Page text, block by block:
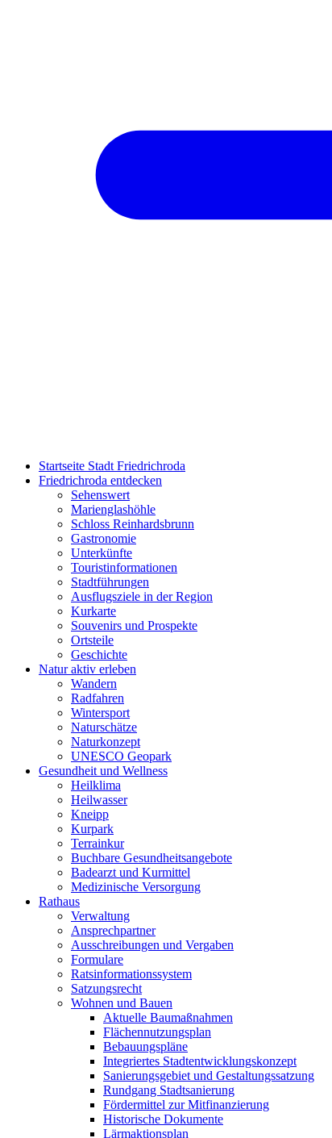
Startseite Stadt Friedrichroda
Friedrichroda entdecken
Sehenswert
Marienglashöhle
Schloss Reinhardsbrunn
Gastronomie
Unterkünfte
Touristinformationen
Stadtführungen
Ausflugsziele in der Region
Kurkarte
Souvenirs und Prospekte
Ortsteile
Geschichte
Natur aktiv erleben
Wandern
Radfahren
Wintersport
Naturschätze
Naturkonzept
UNESCO Geopark
Gesundheit und Wellness
Heilklima
Heilwasser
Kneipp
Kurpark
Terrainkur
Buchbare Gesundheitsangebote
Badearzt und Kurmittel
Medizinische Versorgung
Rathaus
Verwaltung
Ansprechpartner
Ausschreibungen und Vergaben
Formulare
Ratsinformationssystem
Satzungsrecht
Wohnen und Bauen
Aktuelle Baumaßnahmen
Flächennutzungsplan
Bebauungspläne
Integriertes Stadtentwicklungskonzept
Sanierungsgebiet und Gestaltungssatzung
Rundgang Stadtsanierung
Fördermittel zur Mitfinanzierung
Historische Dokumente
Lärmaktionsplan